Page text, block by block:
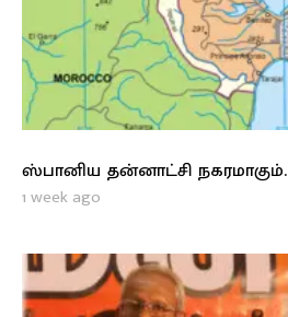
ஸ்பானிய தன்னாட்சி நகரமாகும்.
1 week ago